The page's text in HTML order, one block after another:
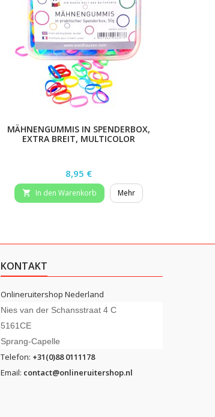
MÄHNENGUMMIS IN SPENDERBOX,
EXTRA BREIT, MULTICOLOR
Preis
8,95 €
 In den Warenkorb Mehr
KONTAKT
Onlineruitershop Nederland
Nies van der Schansstraat 4 C
5161CE
Sprang-Capelle
Telefon: +31(0)88 0111178
Email: contact@onlineruitershop.nl